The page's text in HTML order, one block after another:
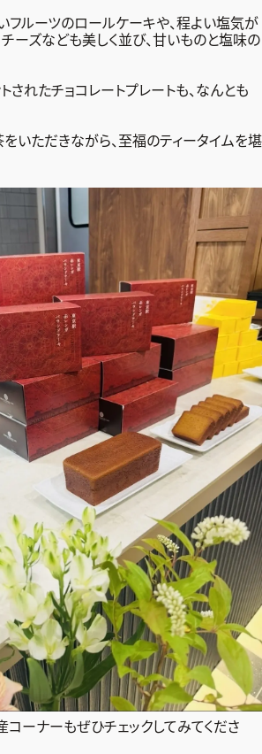
フルーツのロールケーキや、程よい塩気が
チーズなども美しく並び、甘いものと塩味の
されたチョコレートプレートも、なんとも
いただきながら、至福のティータイムを堪
コーナーもぜひチェックしてみてくださ